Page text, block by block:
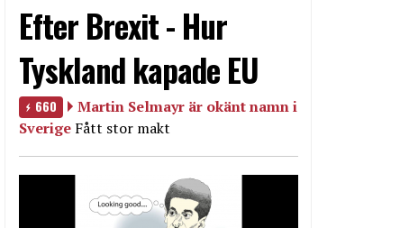
Efter Brexit - Hur
Tyskland kapade EU
660
Martin Selmayr är okänt namn i
Sverige Fått stor makt